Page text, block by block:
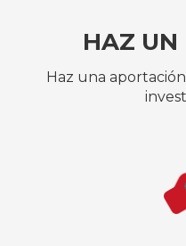
HAZ UN
Haz una